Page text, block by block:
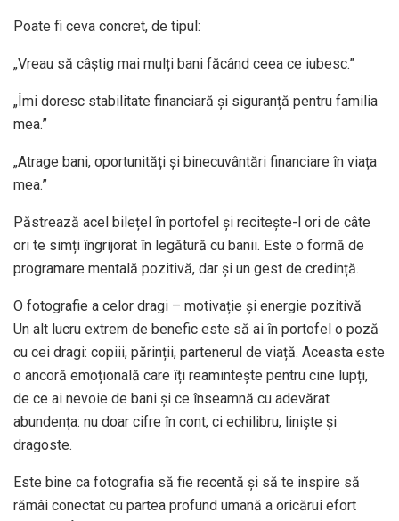
Poate fi ceva concret, de tipul:
„Vreau să câștig mai mulți bani făcând ceea ce iubesc.”
„Îmi doresc stabilitate financiară și siguranță pentru familia
mea.”
„Atrage bani, oportunități și binecuvântări financiare în viața
mea.”
Păstrează acel bilețel în portofel și recitește-l ori de câte
ori te simți îngrijorat în legătură cu banii. Este o formă de
programare mentală pozitivă, dar și un gest de credință.
O fotografie a celor dragi – motivație și energie pozitivă
Un alt lucru extrem de benefic este să ai în portofel o poză
cu cei dragi: copiii, părinții, partenerul de viață. Aceasta este
o ancoră emoțională care îți reamintește pentru cine lupți,
de ce ai nevoie de bani și ce înseamnă cu adevărat
abundența: nu doar cifre în cont, ci echilibru, liniște și
dragoste.
Este bine ca fotografia să fie recentă și să te inspire să
rămâi conectat cu partea profund umană a oricărui efort